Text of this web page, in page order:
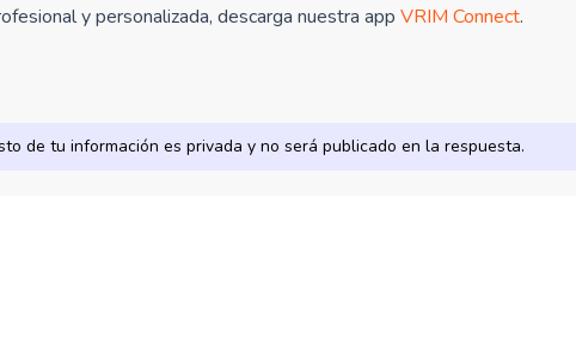
y personalizada, descarga nuestra appVRIM Connect.